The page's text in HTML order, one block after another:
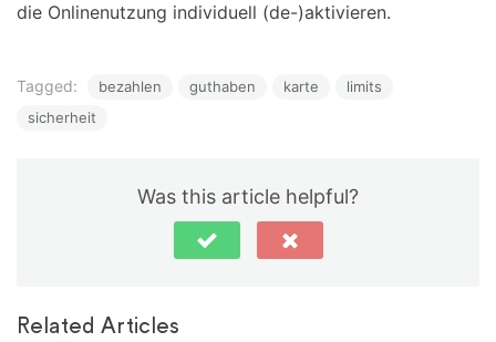
die Onlinenutzung individuell (de-)aktivieren.
Tagged: bezahlen guthaben karte
limits
sicherheit
Was this article helpful?
Related Articles